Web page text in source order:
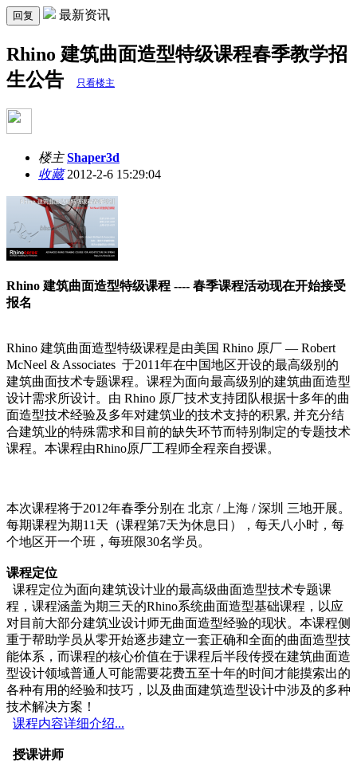
回复 最新资讯
Rhino 建筑曲面造型特级课程春季教学招
生公告
只看楼主
楼主 Shaper3d
收藏2012-2-6 15:29:04
Rhino 建筑曲面造型特级课程 ---- 春季课程活动现在开始接受
报名
Rhino 建筑曲面造型特级课程是由美国 Rhino 原厂 — Robert
McNeel & Associates 于2011年在中国地区开设的最高级别的
建筑曲面技术专题课程。课程为面向最高级别的建筑曲面造型
设计需求所设计。由 Rhino 原厂技术支持团队根据十多年的曲
面造型技术经验及多年对建筑业的技术支持的积累, 并充分结
合建筑业的特殊需求和目前的缺失环节而特别制定的专题技术
课程。本课程由Rhino原厂工程师全程亲自授课。
本次课程将于2012年春季分别在 北京 / 上海 / 深圳 三地开展。
每期课程为期11天（课程第7天为休息日），每天八小时，每
个地区开一个班，每班限30名学员。
课程定位
课程定位为面向建筑设计业的最高级曲面造型技术专题课
程，课程涵盖为期三天的Rhino系统曲面造型基础课程，以应
对目前大部分建筑业设计师无曲面造型经验的现状。本课程侧
重于帮助学员从零开始逐步建立一套正确和全面的曲面造型技
能体系，而课程的核心价值在于课程后半段传授在建筑曲面造
型设计领域普通人可能需要花费五至十年的时间才能摸索出的
各种有用的经验和技巧，以及曲面建筑造型设计中涉及的多种
技术解决方案！
课程内容详细介绍...
授课讲师